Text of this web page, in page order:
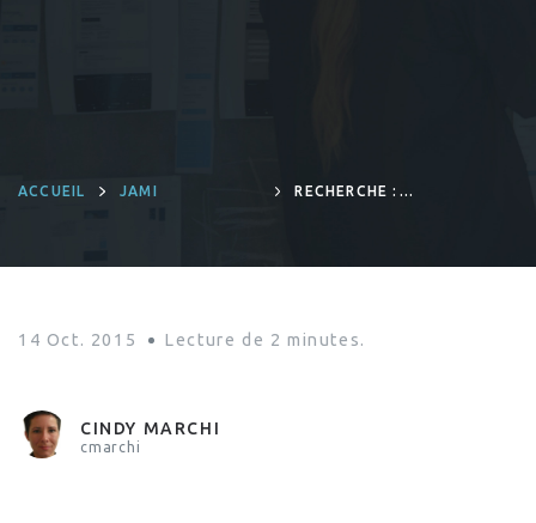
ACCUEIL JAMI
RECHERCHE :
PROJET RING
14 Oct. 2015 Lecture de 2 minutes.
CINDY MARCHI
cmarchi